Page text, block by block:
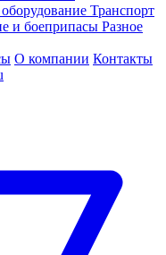
Транспорт
и боеприпасы Разное
О компании Контакты